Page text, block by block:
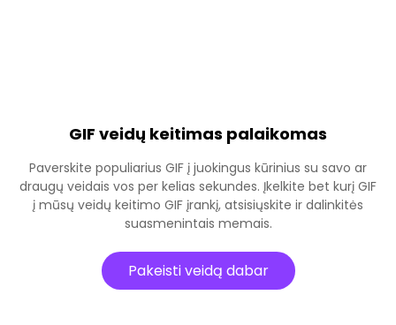
GIF veidų keitimas palaikomas
Paverskite populiarius GIF į juokingus kūrinius su savo ar
draugų veidais vos per kelias sekundes. Įkelkite bet kurį GIF
į mūsų veidų keitimo GIF įrankį, atsisiųskite ir dalinkitės
suasmenintais memais.
Pakeisti veidą dabar